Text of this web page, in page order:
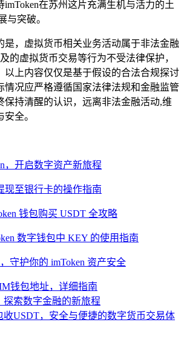
在苏州这片充满生机与活力的土
与突破。
是，虚拟货币相关业务活动属于非法金融
的虚拟货币交易等行为不受法律保护，
以上内容仅仅是基于假设的合法合规探讨
情况应严格遵循国家法律法规和金融监管
保持清醒的认识，远离非法金融活动,维
全。
，开启数字资产新旅程
现至银行卡的操作指南
钱包购买 USDT 全攻略
数字钱包中 KEY 的使用指南
守护你的 imToken 资产安全
钱包地址，详细指南
探索数字金融的新旅程
收USDT，安全与便捷的数字货币交易体